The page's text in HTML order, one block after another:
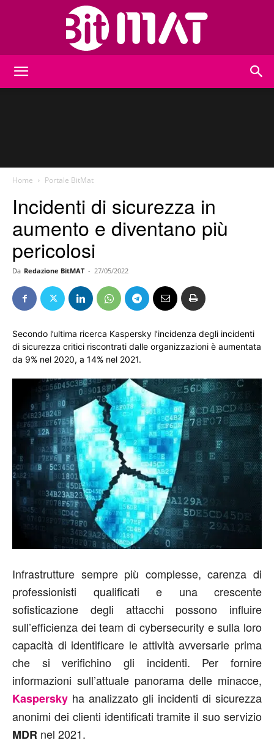
Home Portale BitMat
Incidenti di sicurezza in
aumento e diventano più
pericolosi
Da Redazione BitMAT - 27/05/2022
Secondo l’ultima ricerca Kaspersky l’incidenza degli incidenti
di sicurezza critici riscontrati dalle organizzazioni è aumentata
da 9% nel 2020, a 14% nel 2021.
Infrastrutture sempre più complesse, carenza di
professionisti qualificati e una crescente
sofisticazione degli attacchi possono influire
sull’efficienza dei team di cybersecurity e sulla loro
capacità di identificare le attività avversarie prima
che si verifichino gli incidenti. Per fornire
informazioni sull’attuale panorama delle minacce,
Kaspersky ha analizzato gli incidenti di sicurezza
anonimi dei clienti identificati tramite il suo servizio
MDR nel 2021.